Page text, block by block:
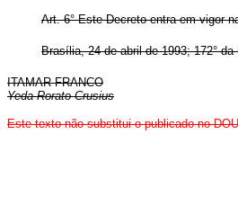
Art. 6° Este Decreto entra em vigor
Brasília, 24 de abril de 1993; 172°
ITAMAR FRANCO
Yeda Rorato Crusius
Este texto não substitui o publicado no